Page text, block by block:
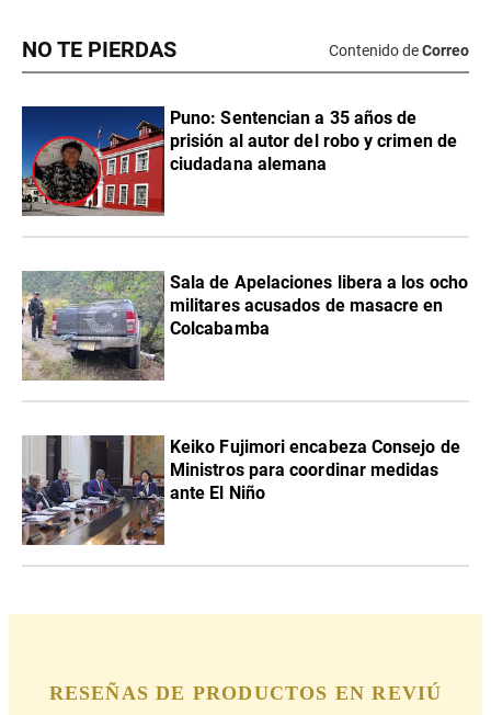
NO TE PIERDAS Contenido deCorreo
Puno: Sentencian a 35 años de
prisión al autor del robo y crimen de
ciudadana alemana
Sala de Apelaciones libera a los ocho
militares acusados de masacre en
Colcabamba
Keiko Fujimori encabeza Consejo de
Ministros para coordinar medidas
ante El Niño